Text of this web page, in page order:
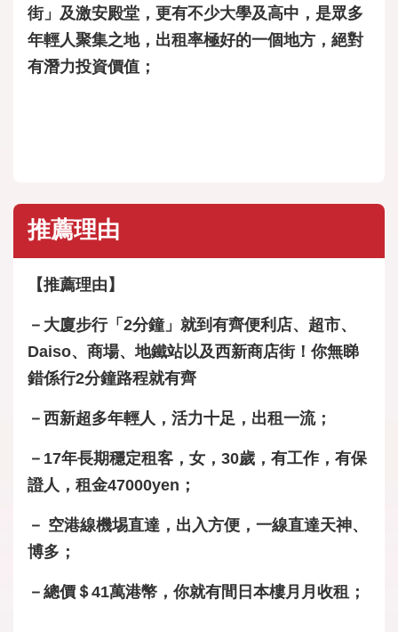
街」及激安殿堂，更有不少大學及高中，是眾多
年輕人聚集之地，出租率極好的一個地方，絕對
有潛力投資價值；
推薦理由
【推薦理由】
－大廈步行「2分鐘」就到有齊便利店、超市、
Daiso、商場、地鐵站以及西新商店街！你無睇
錯係行2分鐘路程就有齊
－西新超多年輕人，活力十足，出租一流；
－17年長期穩定租客，女，30歲，有工作，有保
證人，租金47000yen；
－ 空港線機埸直達，出入方便，一線直達天神、
博多；
－總價＄41萬港幣，你就有間日本樓月月收租；